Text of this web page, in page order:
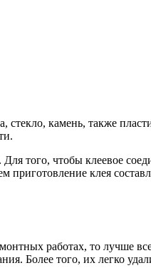
стекло, камень, также
того, чтобы клеевое
приготовление клея
работах, то лучше
Более того, их легко